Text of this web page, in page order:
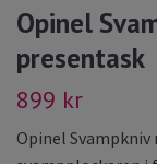
Opinel
presentask
899 kr
Opinel